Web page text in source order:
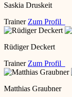
Saskia Druskeit
Trainer Zum Profil
Rüdiger Deckert
Trainer Zum Profil
Matthias Graubner